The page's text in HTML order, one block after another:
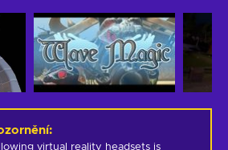
:
virtual reality headsets is